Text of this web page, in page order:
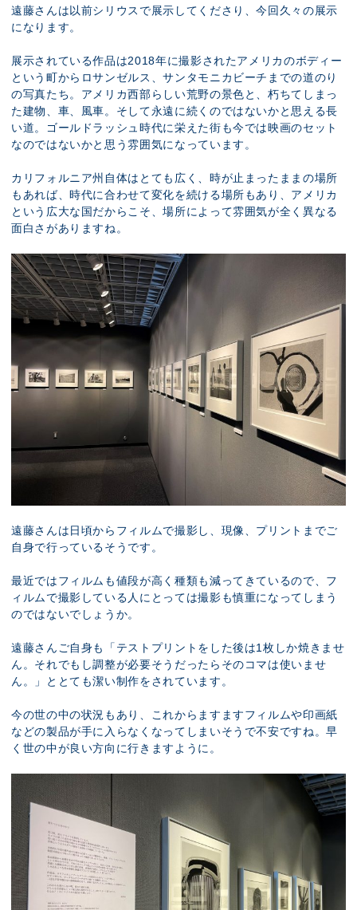
遠藤さんは以前シリウスで展示してくださり、今回久々の展示
になります。
展示されている作品は2018年に撮影されたアメリカのボディー
という町からロサンゼルス、サンタモニカビーチまでの道のり
の写真たち。アメリカ西部らしい荒野の景色と、朽ちてしまっ
た建物、車、風車。そして永遠に続くのではないかと思える長
い道。ゴールドラッシュ時代に栄えた街も今では映画のセット
なのではないかと思う雰囲気になっています。
カリフォルニア州自体はとても広く、時が止まったままの場所
もあれば、時代に合わせて変化を続ける場所もあり、アメリカ
という広大な国だからこそ、場所によって雰囲気が全く異なる
面白さがありますね。
遠藤さんは日頃からフィルムで撮影し、現像、プリントまでご
自身で行っているそうです。
最近ではフィルムも値段が高く種類も減ってきているので、フ
ィルムで撮影している人にとっては撮影も慎重になってしまう
のではないでしょうか。
遠藤さんご自身も「テストプリントをした後は1枚しか焼きませ
ん。それでもし調整が必要そうだったらそのコマは使いませ
ん。」ととても潔い制作をされています。
今の世の中の状況もあり、これからますますフィルムや印画紙
などの製品が手に入らなくなってしまいそうで不安ですね。早
く世の中が良い方向に行きますように。